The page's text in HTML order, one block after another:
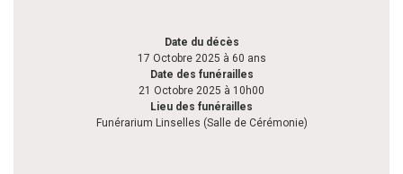
Date du décès
17 Octobre 2025 à 60 ans
Date des funérailles
21 Octobre 2025 à 10h00
Lieu des funérailles
Funérarium Linselles (Salle de Cérémonie)